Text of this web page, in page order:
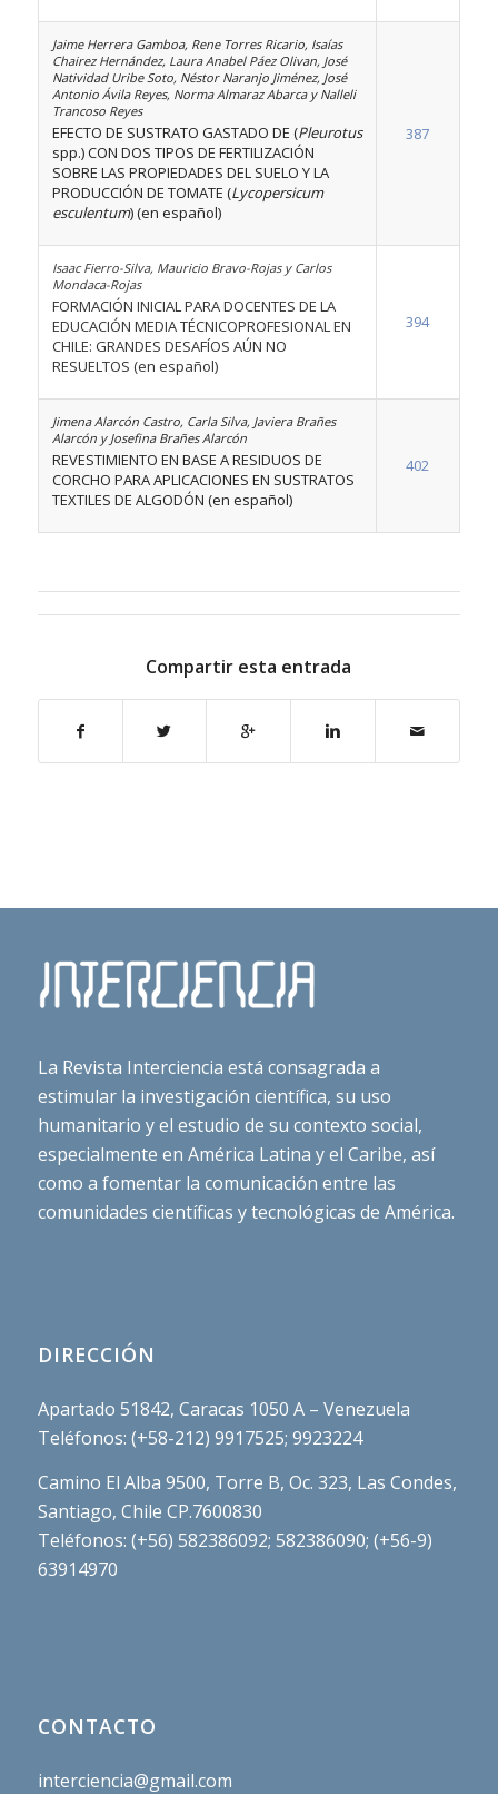
Jaime Herrera Gamboa, Rene Torres Ricario, Isaías
Chairez Hernández, Laura Anabel Páez Olivan, José
Natividad Uribe Soto, Néstor Naranjo Jiménez, José
Antonio Ávila Reyes, Norma Almaraz Abarca y Nalleli
Trancoso Reyes
EFECTO DE SUSTRATO GASTADO DE (Pleurotus
spp.) CON DOS TIPOS DE FERTILIZACIÓN
SOBRE LAS PROPIEDADES DEL SUELO Y LA
PRODUCCIÓN DE TOMATE (Lycopersicum
esculentum) (en español)
387
Isaac Fierro-Silva, Mauricio Bravo-Rojas y Carlos
Mondaca-Rojas
FORMACIÓN INICIAL PARA DOCENTES DE LA
EDUCACIÓN MEDIA TÉCNICOPROFESIONAL EN
CHILE: GRANDES DESAFÍOS AÚN NO
RESUELTOS (en español)
394
Jimena Alarcón Castro, Carla Silva, Javiera Brañes
Alarcón y Josefina Brañes Alarcón
REVESTIMIENTO EN BASE A RESIDUOS DE
CORCHO PARA APLICACIONES EN SUSTRATOS
TEXTILES DE ALGODÓN (en español)
402
Compartir esta entrada
La Revista Interciencia está consagrada a
estimular la investigación científica, su uso
humanitario y el estudio de su contexto social,
especialmente en América Latina y el Caribe, así
como a fomentar la comunicación entre las
comunidades científicas y tecnológicas de América.
DIRECCIÓN
Apartado 51842, Caracas 1050 A – Venezuela
Teléfonos: (+58-212) 9917525; 9923224
Camino El Alba 9500, Torre B, Oc. 323, Las Condes,
Santiago, Chile CP.7600830
Teléfonos: (+56) 582386092; 582386090; (+56-9)
63914970
CONTACTO
interciencia@gmail.com